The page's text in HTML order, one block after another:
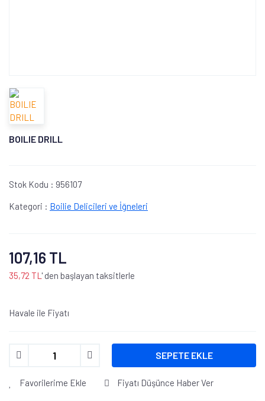
BOILIE DRILL
Stok Kodu : 956107
Kategori : Boilie Delicileri ve İğneleri
107,16 TL
35,72 TL ' den başlayan taksitlerle
Havale ile Fiyatı
SEPETE EKLE
Favorilerime Ekle Fiyatı Düşünce Haber Ver